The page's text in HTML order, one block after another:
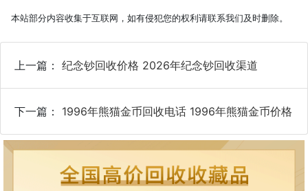
本站部分内容收集于互联网，如有侵犯您的权利请联系我们及时删除。
上一篇： 纪念钞回收价格 2026年纪念钞回收渠道
下一篇： 1996年熊猫金币回收电话 1996年熊猫金币价格